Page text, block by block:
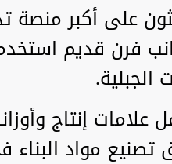
عثر الباحثون على أكبر
فرن قديم
إنتاج
تصنيع مواد